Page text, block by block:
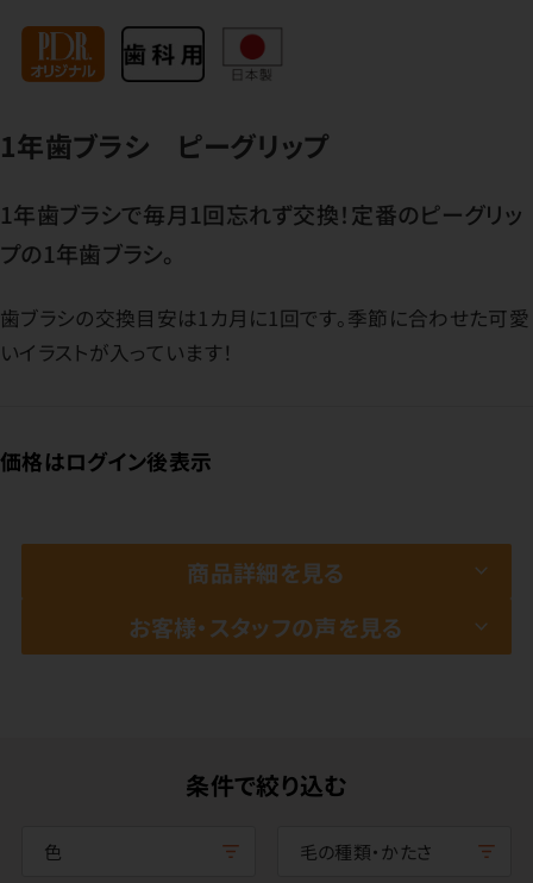
1年歯ブラシ ピーグリップ
1年歯ブラシで毎月1回忘れず交換！定番のピーグリッ
プの1年歯ブラシ。
歯ブラシの交換目安は1カ月に1回です。季節に合わせた可愛
いイラストが入っています！
価格はログイン後表示
商品詳細を見る
お客様・スタッフの声を見る
条件で絞り込む
色 毛の種類・かたさ